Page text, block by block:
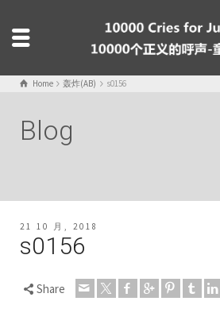
Home 轰炸(AB) s0156
Blog
21 10 月, 2018
s0156
Share